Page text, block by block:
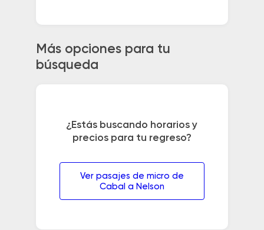
Más opciones para tu
búsqueda
¿Estás buscando horarios y
precios para tu regreso?
Ver pasajes de micro de
Cabal a Nelson